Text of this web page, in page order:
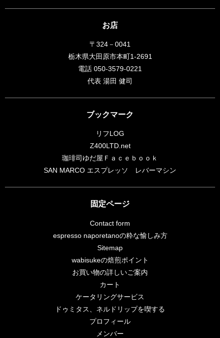
お店
〒324－0041
栃木県大田原市本町1-2691
電話 050-3579-0221
代表 湯田 健司
ブックマーク
リフLOG
Z400LTD.net
珈琲司ゆだ屋Ｆａｃｅｂｏｏｋ
SAN MARCO エスプレッソ レバーマシン
固定ページ
Contact form
espresso naporetanoの粋な愉しみ方
Sitemap
wabisukeの焙煎ポイント
お買い物の詳しいご案内
カート
ケータリングサービス
ドゥミタス、ネルドリップを喫する
プロフィール
メンバー